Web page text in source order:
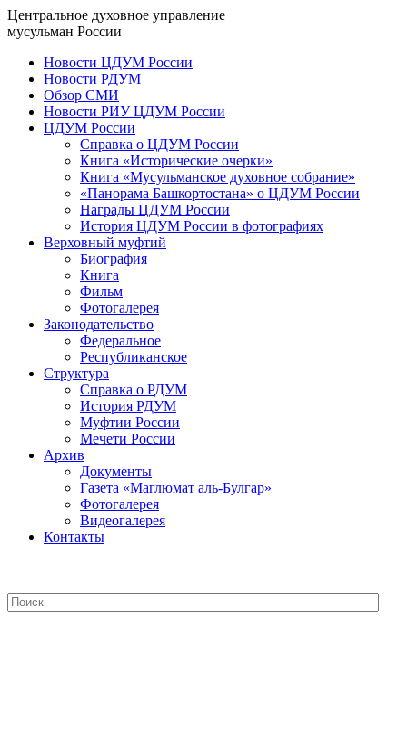
Центральное духовное управление
мусульман России
Новости ЦДУМ России
Новости РДУМ
Обзор СМИ
Новости РИУ ЦДУМ России
ЦДУМ России
Справка о ЦДУМ России
Книга «Исторические очерки»
Книга «Мусульманское духовное собрание»
«Панорама Башкортостана» о ЦДУМ России
Награды ЦДУМ России
История ЦДУМ России в фотографиях
Верховный муфтий
Биография
Книга
Фильм
Фотогалерея
Законодательство
Федеральное
Республиканское
Структура
Справка о РДУМ
История РДУМ
Муфтии России
Мечети России
Архив
Документы
Газета «Маглюмат аль-Булгар»
Фотогалерея
Видеогалерея
Контакты